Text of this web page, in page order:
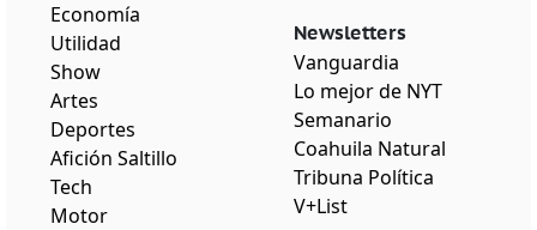
Economía
Utilidad
Show
Artes
Deportes
Afición Saltillo
Tech
Motor
Newsletters
Vanguardia
Lo mejor de NYT
Semanario
Coahuila Natural
Tribuna Política
V+List